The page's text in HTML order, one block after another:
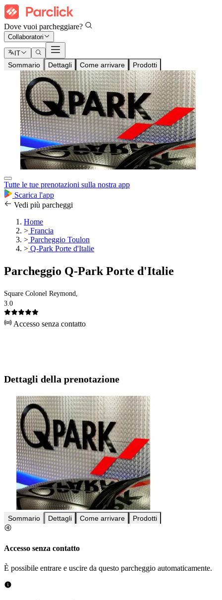
Dove vuoi parcheggiare?
Collaboratori
IT
Sommario Dettagli Come arrivare Prodotti
Tutte le tue prenotazioni sulla nostra app
Scarica l'app
Vedi più parcheggi
Home
> Francia
> Parcheggio Toulon
> Q-Park Porte d'Italie
Parcheggio Q-Park Porte d'Italie
Square Colonel Reymond,
3.0
Accesso senza contatto
Dettagli della prenotazione
Sommario Dettagli Come arrivare Prodotti
Accesso senza contatto
È possibile entrare e uscire da questo parcheggio automaticamente.